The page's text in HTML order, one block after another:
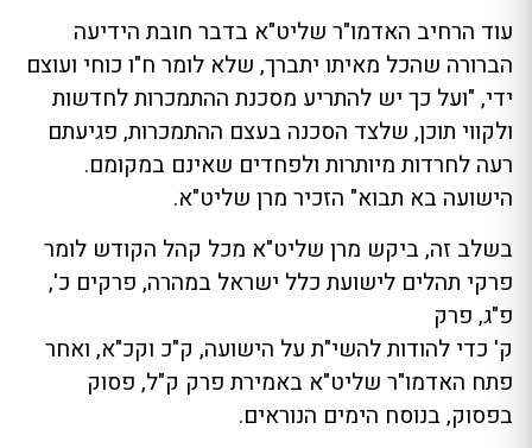
עוד הרחיב האדמו"ר שליט"א בדבר חובת הידיעה
הברורה שהכל מאיתו יתברך, שלא לומר ח"ו כוחי ועוצם
ידי, "ועל כך יש להתריע מסכנת ההתמכרות לחדשות
ולקווי תוכן, שלצד הסכנה בעצם ההתמכרות, פגיעתם
רעה לחרדות מיותרות ולפחדים שאינם במקומם.
הישועה בא תבוא" הזכיר מרן שליט"א.
בשלב זה, ביקש מרן שליט"א מכל קהל הקודש לומר
פרקי תהלים לישועת כלל ישראל במהרה, פרקים כ',
פ"ג, פרק
ק' כדי להודות להשי"ת על הישועה, ק"כ וקכ"א, ואחר
פתח האדמו"ר שליט"א באמירת פרק ק"ל, פסוק
בפסוק, בנוסח הימים הנוראים.